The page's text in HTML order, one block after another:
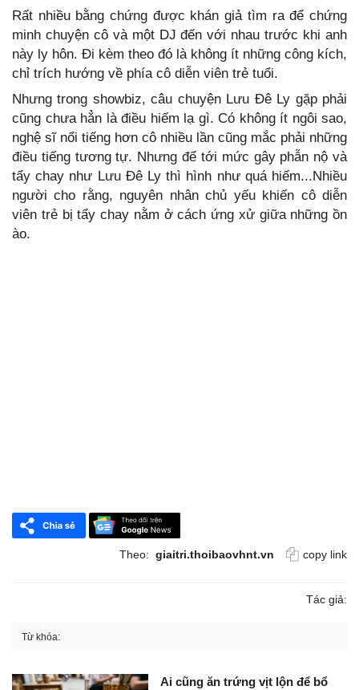
Rất nhiều bằng chứng được khán giả tìm ra để chứng
minh chuyện cô và một DJ đến với nhau trước khi anh
này ly hôn. Đi kèm theo đó là không ít những công kích,
chỉ trích hướng về phía cô diễn viên trẻ tuổi.
Nhưng trong showbiz, câu chuyện Lưu Đê Ly gặp phải
cũng chưa hẳn là điều hiếm lạ gì. Có không ít ngôi sao,
nghệ sĩ nổi tiếng hơn cô nhiều lần cũng mắc phải những
điều tiếng tương tự. Nhưng để tới mức gây phẫn nộ và
tẩy chay như Lưu Đê Ly thì hình như quá hiếm...Nhiều
người cho rằng, nguyên nhân chủ yếu khiến cô diễn
viên trẻ bị tẩy chay nằm ở cách ứng xử giữa những ồn
ào.
Theo: giaitri.thoibaovhnt.vn copy link
Tác giả:
Từ khóa:
Ai cũng ăn trứng vịt lộn để bổ